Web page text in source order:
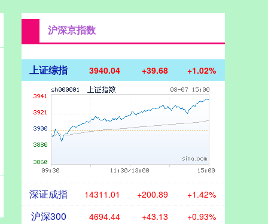
沪深京指数
上证综指 3940.04 +39.68 +1.02%
深证成指 14311.01 +200.89 +1.42%
沪深300 4694.44 +43.13 +0.93%